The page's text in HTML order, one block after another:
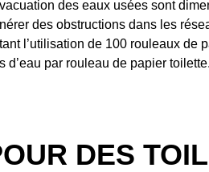
des eaux usées sont
des obstructions dans les
l’utilisation de 100 rouleaux
par rouleau de papier toilette.
DES